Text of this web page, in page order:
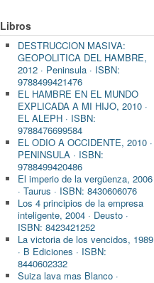
Libros
DESTRUCCION MASIVA:
GEOPOLITICA DEL HAMBRE,
2012 · Peninsula · ISBN:
9788499421476
EL HAMBRE EN EL MUNDO
EXPLICADA A MI HIJO, 2010 ·
EL ALEPH · ISBN:
9788476699584
EL ODIO A OCCIDENTE, 2010 ·
PENINSULA · ISBN:
9788499420486
El imperio de la vergüenza, 2006
· Taurus · ISBN: 8430606076
Los 4 principios de la empresa
inteligente, 2004 · Deusto ·
ISBN: 8423421252
La victoria de los vencidos, 1989
· B Ediciones · ISBN:
8440602332
Suiza lava mas Blanco ·